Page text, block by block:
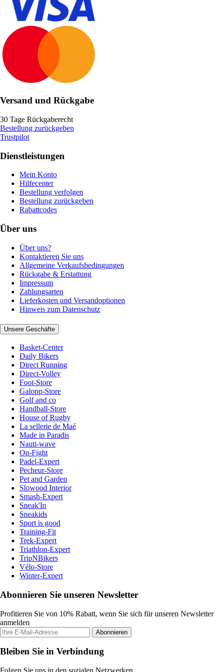
Versand und Rückgabe
30 Tage Rückgaberecht
Bestellung zurückgeben
Trustpilot
Dienstleistungen
Mein Konto
Hilfecenter
Bestellung verfolgen
Bestellung zurückgeben
Rabattcodes
Über uns
Über uns?
Kontaktieren Sie uns
Allgemeine Verkaufsbedingungen
Rückgabe & Erstattung
Impressum
Zahlungsarten
Lieferkosten und Versandoptionen
Hinweis zum Datenschutz
Unsere Geschäfte
Basket-Center
Daily Bikers
Direct Running
Direct-Volley
Foot-Store
Galopp-Store
Golf and co
Handball-Store
House of Rugby
La sellerie de Maé
Made in Paradis
Nauti-wave
On-Fight
Padel-Expert
Pecheur-Store
Pet and Garden
Slowood Interior
Smash-Expert
Sneak'In
Sneakids
Sport is good
Training-Fit
Trek-Expert
Triathlon-Expert
TripNBikers
Vélo-Store
Winter-Expert
Abonnieren Sie unseren Newsletter
Profitieren Sie von 10% Rabatt, wenn Sie sich für unseren Newsletter
anmelden
Abonnieren
Bleiben Sie in Verbindung